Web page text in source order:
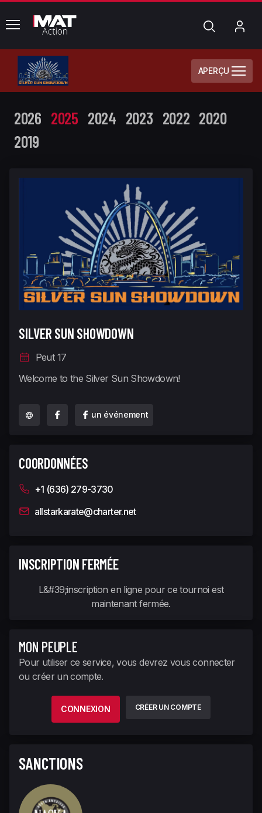
common.menu Chercher
APERÇU
2026 2025 2024 2023 2022 2020
2019
SILVER SUN SHOWDOWN
Peut 17
Welcome to the Silver Sun Showdown!
un événement
COORDONNÉES
+1 (636) 279-3730
allstarkarate@charter.net
INSCRIPTION FERMÉE
L&#39;inscription en ligne pour ce tournoi est
maintenant fermée.
MON PEUPLE
Pour utiliser ce service, vous devrez vous connecter
ou créer un compte.
CONNEXION CRÉER UN COMPTE
SANCTIONS